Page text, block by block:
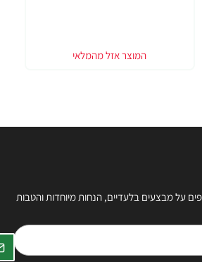
על מבצעים בלעדיים, הנחות מיוחדות והטבות